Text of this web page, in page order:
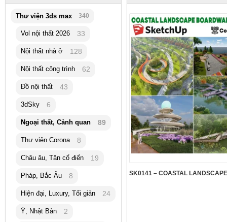
Thư viện 3ds max 340
Vol nội thất 2026 33
Nội thất nhà ở 128
Nội thất công trình 62
Đồ nội thất 43
3dSky 6
Ngoại thất, Cảnh quan 89
Thư viện Corona 8
Châu âu, Tân cổ điển 19
Pháp, Bắc Âu 8
Hiện đại, Luxury, Tối giản 24
Ý, Nhật Bản 2